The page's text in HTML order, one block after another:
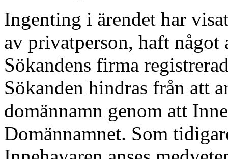
Ingenting i ärendet har
av privatperson, haft något
Sökandens firma
Sökanden hindras från att
domännamn genom att
Domännamnet. Som